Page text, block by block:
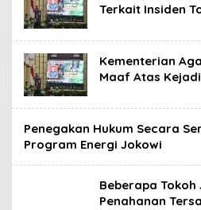
Terkait Insiden
Kementerian
Maaf Atas
Penegakan Hukum Secara
Program Energi Jokowi
Beberapa Tokoh
Penahanan